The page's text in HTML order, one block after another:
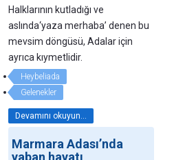
Halklarının kutladığı ve
aslında‘yaza merhaba’ denen bu
mevsim döngüsü, Adalar için
ayrıca kıymetlidir.
Heybeliada
Gelenekler
Devamını okuyun...
Marmara Adası’nda